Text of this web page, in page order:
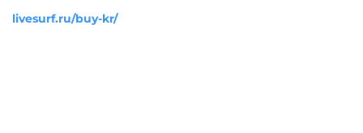
livesurf.ru/buy-kr/